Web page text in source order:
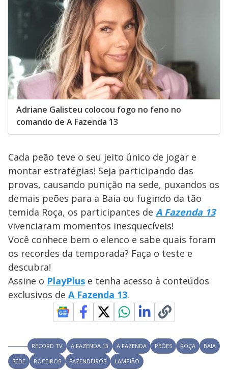
Adriane Galisteu colocou fogo no feno no
comando de A Fazenda 13
Cada peão teve o seu jeito único de jogar e
montar estratégias! Seja participando das
provas, causando punição na sede, puxandos os
demais peões para a Baia ou fugindo da tão
temida Roça, os participantes de A Fazenda 13
vivenciaram momentos inesquecíveis!
Você conhece bem o elenco e sabe quais foram
os recordes da temporada? Faça o teste e
descubra!
Assine o PlayPlus e tenha acesso à conteúdos
exclusivos de A Fazenda 13.
RECORD TV A FAZENDA 13 A FAZENDA PEÕES ROÇA
BAIA
SEDE
ROCEIROS FAZENDEIROS LAMPIÃO